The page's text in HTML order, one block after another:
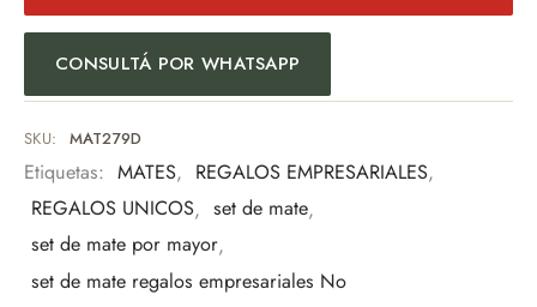
CONSULTÁ POR WHATSAPP
SKU: MAT279D
Etiquetas: MATES, REGALOS EMPRESARIALES,
REGALOS UNICOS, set de mate,
set de mate por mayor,
set de mate regalos empresariales No